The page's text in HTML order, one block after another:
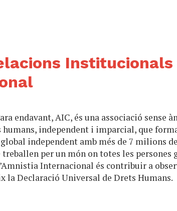
Institucionals
endavant, AIC, és una associació sense
humans, independent i imparcial, que
independent amb més de 7 milions
per un món on totes les persones
Internacional és contribuir a
la Declaració Universal de Drets Humans.